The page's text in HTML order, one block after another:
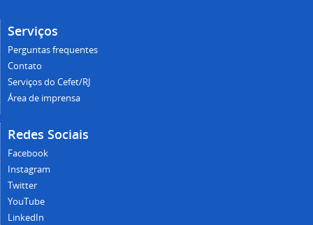
Serviços
Perguntas frequentes
Contato
Serviços do Cefet/RJ
Área de imprensa
Redes Sociais
Facebook
Instagram
Twitter
YouTube
LinkedIn